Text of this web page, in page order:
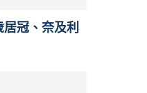
冠、奈及利